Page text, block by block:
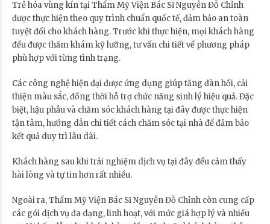
Trẻ hóa vùng kín tại Thẩm Mỹ Viện Bác Sĩ Nguyễn Đỗ Chỉnh
được thực hiện theo quy trình chuẩn quốc tế, đảm bảo an toàn
tuyệt đối cho khách hàng. Trước khi thực hiện, mọi khách hàng
đều được thăm khám kỹ lưỡng, tư vấn chi tiết về phương pháp
phù hợp với từng tình trạng.
Các công nghệ hiện đại được ứng dụng giúp tăng đàn hồi, cải
thiện màu sắc, đồng thời hỗ trợ chức năng sinh lý hiệu quả. Đặc
biệt, hậu phẫu và chăm sóc khách hàng tại đây được thực hiện
tận tâm, hướng dẫn chi tiết cách chăm sóc tại nhà để đảm bảo
kết quả duy trì lâu dài.
Khách hàng sau khi trải nghiệm dịch vụ tại đây đều cảm thấy
hài lòng và tự tin hơn rất nhiều.
Ngoài ra, Thẩm Mỹ Viện Bác Sĩ Nguyễn Đỗ Chỉnh còn cung cấp
các gói dịch vụ đa dạng, linh hoạt, với mức giá hợp lý và nhiều